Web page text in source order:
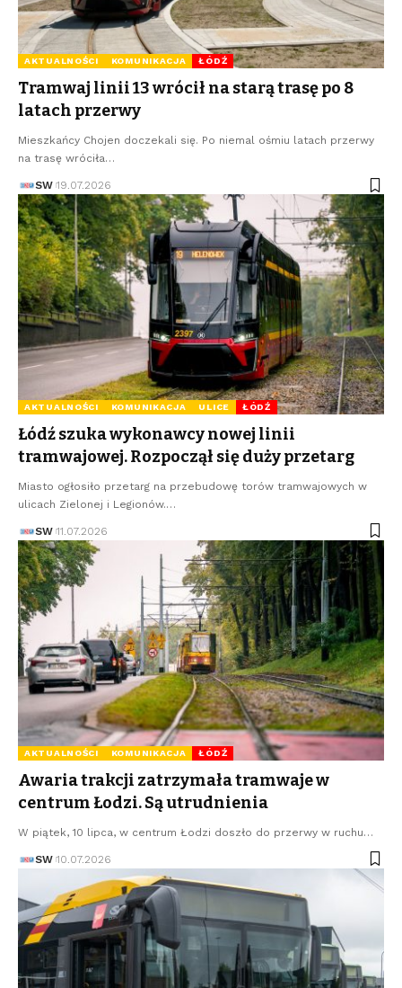
AKTUALNOŚCI KOMUNIKACJA ŁÓDŹ
Tramwaj linii 13 wrócił na starą trasę po 8
latach przerwy
Mieszkańcy Chojen doczekali się. Po niemal ośmiu latach przerwy
na trasę wróciła…
SW 19.07.2026
AKTUALNOŚCI KOMUNIKACJA ULICE ŁÓDŹ
Łódź szuka wykonawcy nowej linii
tramwajowej. Rozpoczął się duży przetarg
Miasto ogłosiło przetarg na przebudowę torów tramwajowych w
ulicach Zielonej i Legionów.…
SW 11.07.2026
AKTUALNOŚCI KOMUNIKACJA ŁÓDŹ
Awaria trakcji zatrzymała tramwaje w
centrum Łodzi. Są utrudnienia
W piątek, 10 lipca, w centrum Łodzi doszło do przerwy w ruchu…
SW 10.07.2026